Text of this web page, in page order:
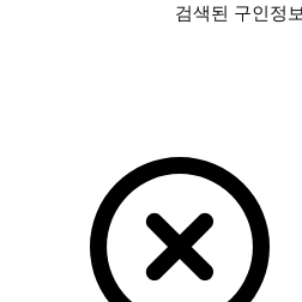
검색된 구인정